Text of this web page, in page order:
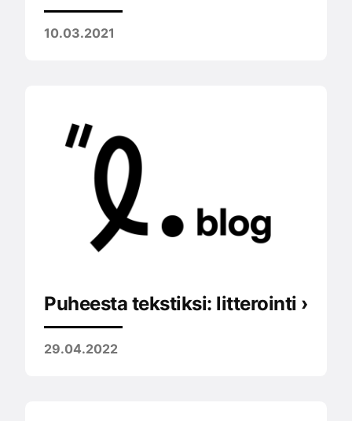
10.03.2021
Puheesta tekstiksi: litterointi ›
29.04.2022